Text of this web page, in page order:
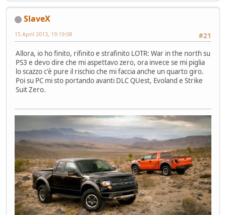
SlaveX
#21
15 April 2013, 19:19:08
Allora, io ho finito, rifinito e strafinito LOTR: War in the north su
PS3 e devo dire che mi aspettavo zero, ora invece se mi piglia
lo scazzo c'è pure il rischio che mi faccia anche un quarto giro.
Poi su PC mi sto portando avanti DLC QUest, Evoland e Strike
Suit Zero.